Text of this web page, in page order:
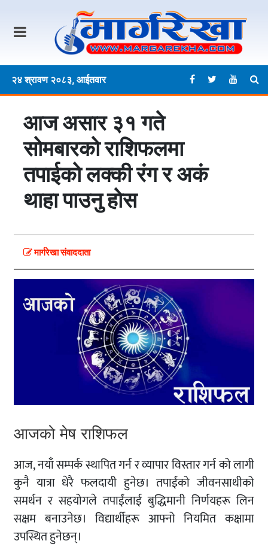
२४ श्रावण २०८३, आईतवार
आज असार ३१ गते
साेमबारकाे राशिफलमा
तपाईकाे लक्की रंग र अकं
थाहा पाउनु हाेस
मार्गरेखा संवाददाता
आजको मेष राशिफल
आज, नयाँ सम्पर्क स्थापित गर्न र व्यापार विस्तार गर्न को लागी
कुनै यात्रा धेरै फलदायी हुनेछ। तपाईंको जीवनसाथीको
समर्थन र सहयोगले तपाईंलाई बुद्धिमानी निर्णयहरू लिन
सक्षम बनाउनेछ। विद्यार्थीहरू आफ्नो नियमित कक्षामा
उपस्थित हुनेछन्।